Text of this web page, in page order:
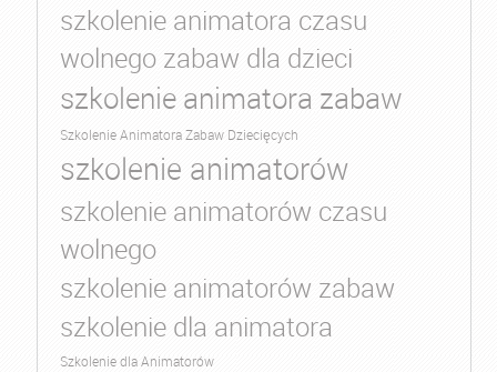
szkolenie animatora czasu
wolnego zabaw dla dzieci
szkolenie animatora zabaw
Szkolenie Animatora Zabaw Dziecięcych
szkolenie animatorów
szkolenie animatorów czasu
wolnego
szkolenie animatorów zabaw
szkolenie dla animatora
Szkolenie dla Animatorów